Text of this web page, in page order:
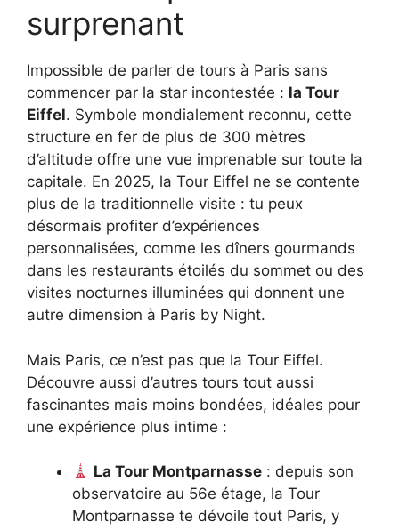
surprenant
Impossible de parler de tours à Paris sans
commencer par la star incontestée : la Tour
Eiffel. Symbole mondialement reconnu, cette
structure en fer de plus de 300 mètres
d’altitude offre une vue imprenable sur toute la
capitale. En 2025, la Tour Eiffel ne se contente
plus de la traditionnelle visite : tu peux
désormais profiter d’expériences
personnalisées, comme les dîners gourmands
dans les restaurants étoilés du sommet ou des
visites nocturnes illuminées qui donnent une
autre dimension à Paris by Night.
Mais Paris, ce n’est pas que la Tour Eiffel.
Découvre aussi d’autres tours tout aussi
fascinantes mais moins bondées, idéales pour
une expérience plus intime :
La Tour Montparnasse : depuis son
observatoire au 56e étage, la Tour
Montparnasse te dévoile tout Paris, y